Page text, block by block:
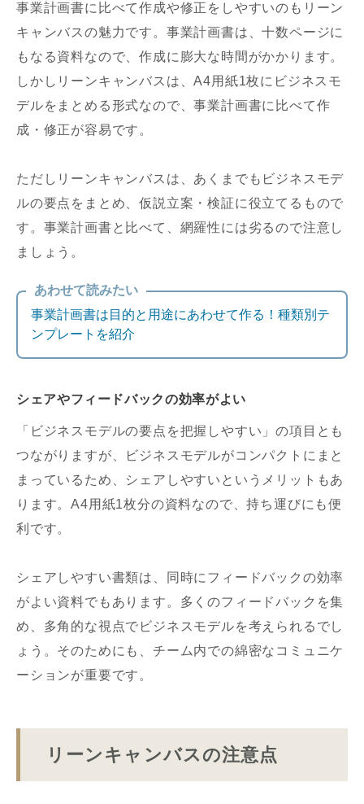
事業計画書に比べて作成や修正をしやすいのもリーン
キャンバスの魅力です。事業計画書は、十数ページに
もなる資料なので、作成に膨大な時間がかかります。
しかしリーンキャンバスは、A4用紙1枚にビジネスモ
デルをまとめる形式なので、事業計画書に比べて作
成・修正が容易です。
ただしリーンキャンバスは、あくまでもビジネスモデ
ルの要点をまとめ、仮説立案・検証に役立てるもので
す。事業計画書と比べて、網羅性には劣るので注意し
ましょう。
あわせて読みたい
事業計画書は目的と用途にあわせて作る！種類別テ
ンプレートを紹介
シェアやフィードバックの効率がよい
「ビジネスモデルの要点を把握しやすい」の項目とも
つながりますが、ビジネスモデルがコンパクトにまと
まっているため、シェアしやすいというメリットもあ
ります。A4用紙1枚分の資料なので、持ち運びにも便
利です。
シェアしやすい書類は、同時にフィードバックの効率
がよい資料でもあります。多くのフィードバックを集
め、多角的な視点でビジネスモデルを考えられるでし
ょう。そのためにも、チーム内での綿密なコミュニケ
ーションが重要です。
リーンキャンバスの注意点